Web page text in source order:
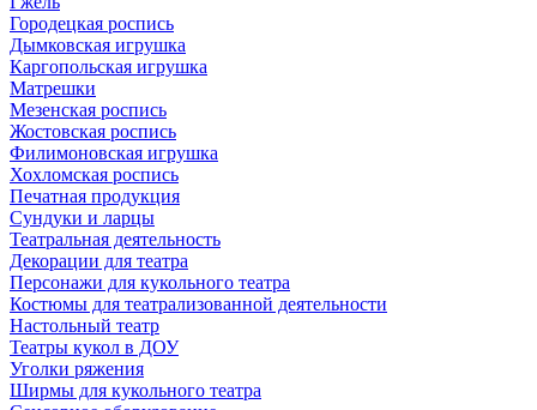
Городецкая роспись
Дымковская игрушка
Каргопольская игрушка
Матрешки
Мезенская роспись
Жостовская роспись
Филимоновская игрушка
Хохломская роспись
Печатная продукция
Сундуки и ларцы
Театральная деятельность
Декорации для театра
Персонажи для кукольного театра
Костюмы для театрализованной деятельности
Настольный театр
Театры кукол в ДОУ
Уголки ряжения
Ширмы для кукольного театра